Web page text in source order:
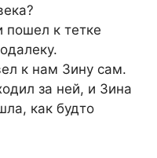
пошел к тетке
к нам Зину сам.
за ней, и Зина
как будто